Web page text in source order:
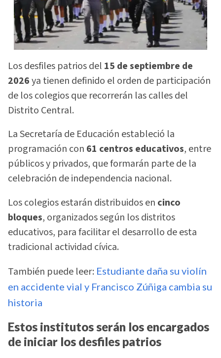
Los desfiles patrios del 15 de septiembre de
2026ya tienen definido el orden de participación
de los colegios que recorrerán las calles del
Distrito Central.
La Secretaría de Educación estableció la
programación con 61 centros educativos, entre
públicos y privados, que formarán parte de la
celebración de independencia nacional.
Los colegios estarán distribuidos en cinco
bloques, organizados según los distritos
educativos, para facilitar el desarrollo de esta
tradicional actividad cívica.
También puede leer: Estudiante daña su violín
en accidente vial y Francisco Zúñiga cambia su
historia
Estos institutos serán los encargados
de iniciar los desfiles patrios